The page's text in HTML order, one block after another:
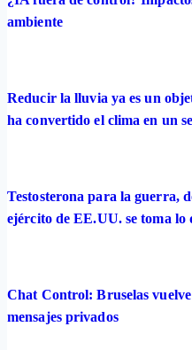
ambiente
Reducir la lluvia ya es un
ha convertido el clima en un
Testosterona para la guerra,
ejército de EE.UU. se toma lo
Chat Control: Bruselas
mensajes privados